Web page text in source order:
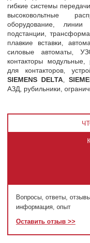
гибкие системы
высоковольтные
оборудование, линии
подстанции,
плавкие вставки,
силовые автоматы,
контакторы модульные,
для контакторов,
SIEMENS DELTA ,
АЗД, рубильники,
Вопросы, ответы,
информация, опыт
Оставить отзыв >>